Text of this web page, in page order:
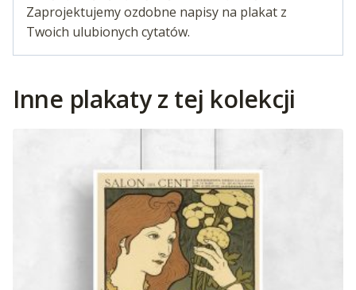
Zaprojektujemy ozdobne napisy na plakat z
Twoich ulubionych cytatów.
Inne plakaty z tej kolekcji